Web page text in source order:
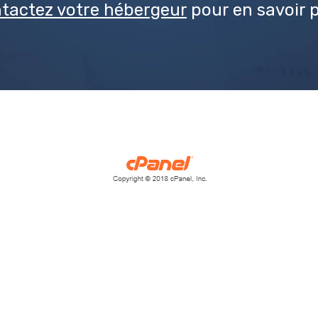
votre hébergeur pour en savoir